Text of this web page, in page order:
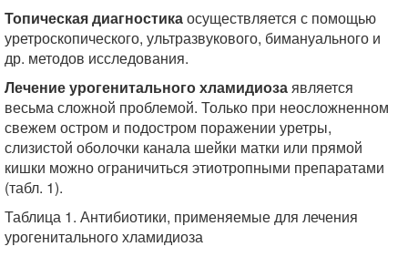
Топическая диагностикаосуществляется с помощью
уретроскопического, ультразвукового, бимануального и
др. методов исследования.
Лечение урогенитального хламидиозаявляется
весьма сложной проблемой. Только при неосложненном
свежем остром и подостром поражении уретры,
слизистой оболочки канала шейки матки или прямой
кишки можно ограничиться этиотропными препаратами
(табл. 1).
Таблица 1. Антибиотики, применяемые для лечения
урогенитального хламидиоза